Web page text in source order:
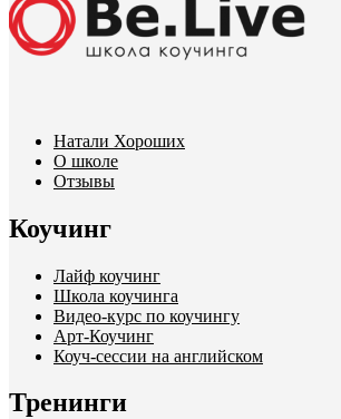
Натали Хороших
О школе
Отзывы
Коучинг
Лайф коучинг
Школа коучинга
Видео-курс по коучингу
Арт-Коучинг
Коуч-сессии на английском
Тренинги